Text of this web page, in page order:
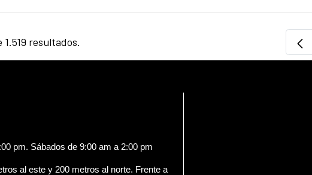
resultados.
pm. Sábados de 9:00 am a 2:00 pm
al este y 200 metros al norte. Frente a